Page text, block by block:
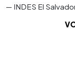
— INDES El